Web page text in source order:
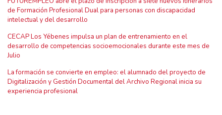
de Formación Profesional Dual para personas con discapacidad
intelectual y del desarrollo
CECAP Los Yébenes impulsa un plan de entrenamiento en el
desarrollo de competencias socioemocionales durante este mes de
Julio
La formación se convierte en empleo: el alumnado del proyecto de
Digitalización y Gestión Documental del Archivo Regional inicia su
experiencia profesional